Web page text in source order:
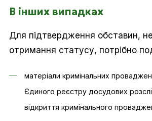
В інших випадках
Для підтвердження обставин,
отримання статусу, потрібно
матеріали кримінальних
Єдиного реєстру досудових
відкриття кримінального